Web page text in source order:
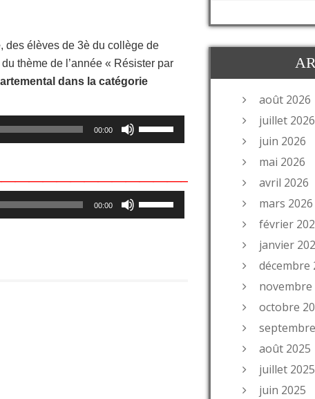
, des élèves de 3è du collège de
thème de l’année « Résister par
dans la catégorie
00:00
les
augmenter
ou
diminuer
00:00
les
août 2026
juillet 2026
juin 2026
mai 2026
avril 2026
mars 2026
février
janvier
décembre
novembre
octobre
août 2025
juillet 2025
juin 2025